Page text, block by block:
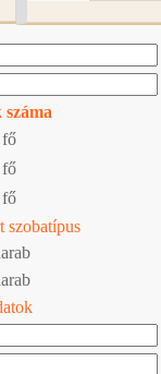
száma
fő
fő
fő
szobatípus